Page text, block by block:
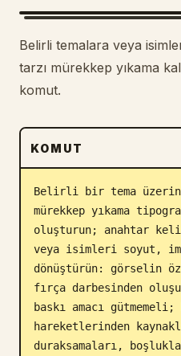
Beceriler
İstemler
İndir
Blog
Güncellemeler
Belirli temalara veya
tarzı mürekkep yıkama
komut.
KOMUT
Belirli bir tema
mürekkep yıkama
oluşturun; anahtar
veya isimleri soyut,
dönüştürün: görselin
fırça darbesinden
baskı amacı
hareketlerinden
duraksamaları,